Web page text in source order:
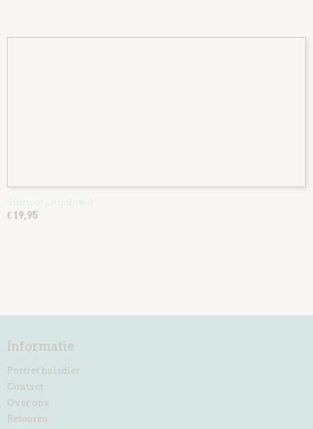
Startset uitgebreid
€ 19,95
Informatie
Portret huisdier
Contact
Over ons
Retouren